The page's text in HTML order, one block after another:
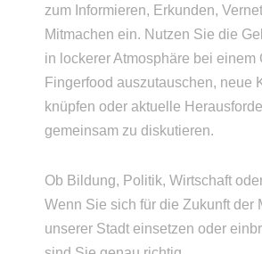
zum Informieren, Erkunden,
Mitmachen ein. Nutzen Sie die
in lockerer Atmosphäre bei einem
Fingerfood auszutauschen, neue
knüpfen oder aktuelle
gemeinsam zu diskutieren.
Ob Bildung, Politik, Wirtschaft
Wenn Sie sich für die Zukunft der
unserer Stadt einsetzen oder